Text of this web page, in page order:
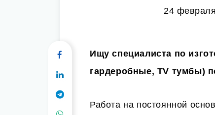
24
Ищу специалиста по
гардеробные, ТV тумбы)
Работа на постоянной